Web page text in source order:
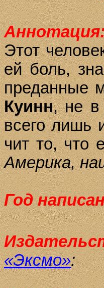
Этот
ей боль,
пре­дан­ные
Ку­инн, не в
все­го лишь
чит то, что
Америка,
Год
«Эксмо»: